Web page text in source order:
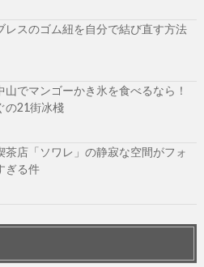
レスのゴム紐を自分で結び直す方法
山でマンゴーかき氷を食べるなら！
の21街冰棧
茶店「ソワレ」の静寂な空間がフォ
ぎる件